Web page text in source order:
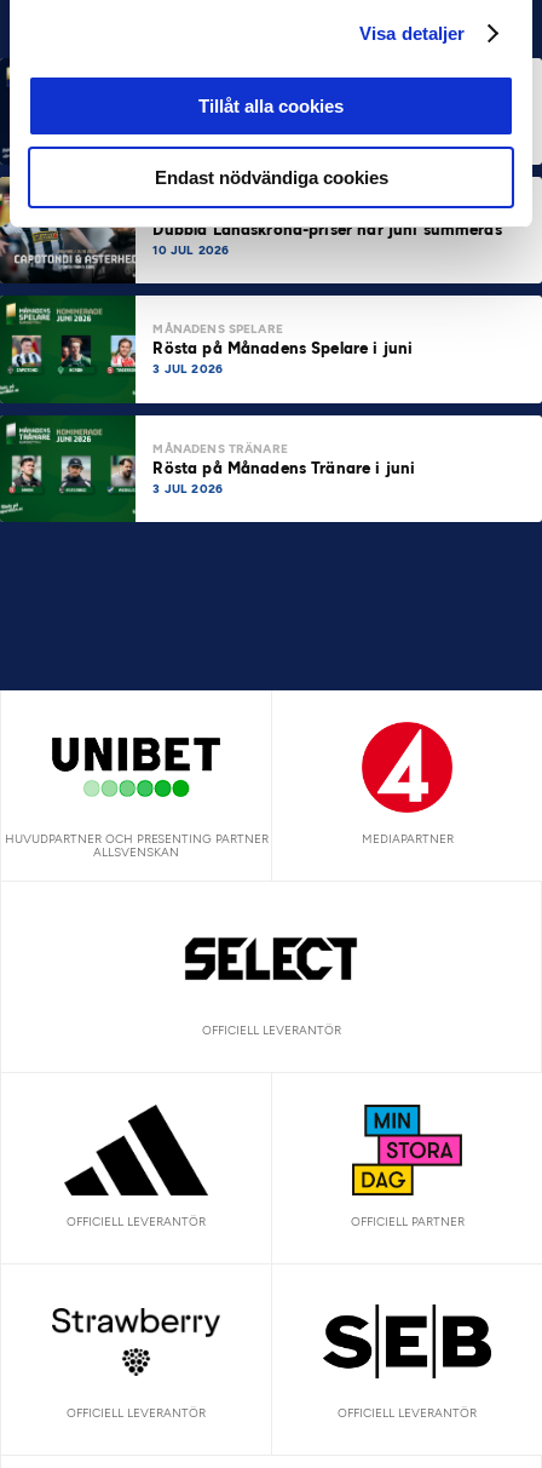
Visa detaljer
Tillåt alla cookies
Endast nödvändiga cookies
Rösta på Månadens Spelare & Tränare i juli
7 AUG 2026
MÅNADENS SPELARE MÅNADENS TRÄNARE
Dubbla Landskrona-priser när juni summeras
10 JUL 2026
MÅNADENS SPELARE
Rösta på Månadens Spelare i juni
3 JUL 2026
MÅNADENS TRÄNARE
Rösta på Månadens Tränare i juni
3 JUL 2026
HUVUDPARTNER OCH PRESENTING PARTNER
ALLSVENSKAN
MEDIAPARTNER
OFFICIELL LEVERANTÖR
OFFICIELL LEVERANTÖR OFFICIELL PARTNER
OFFICIELL LEVERANTÖR OFFICIELL LEVERANTÖR